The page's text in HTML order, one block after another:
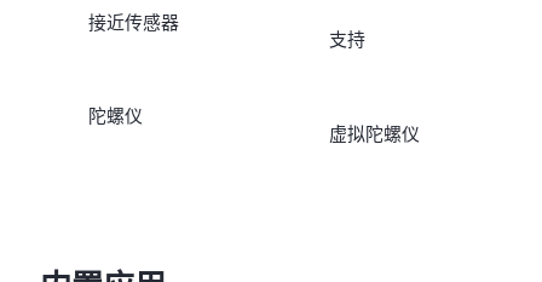
接近传感器
支持
陀螺仪
虚拟陀螺仪